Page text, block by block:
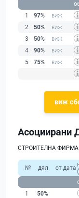
1
97%
2
50%
3
50%
4
90%
5
75%
виж
Асоциирани
СТРОИТЕЛНА ФИРМА -
№ дял от дата
1
50%